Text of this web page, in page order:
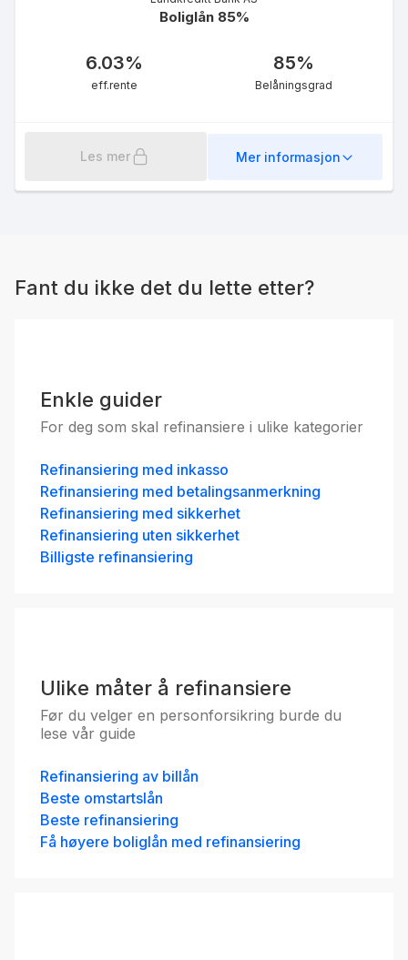
Boliglån m/ Fastrente 3 år
eff.rente
5.03%
eff.rente
5.03
Boliglån 85%
6.03%
eff.rente
85%
Belåningsgrad
Les mer Mer informasjon
Fant du ikke det du lette etter?
Enkle guider
For deg som skal refinansiere i ulike kategorier
Refinansiering med inkasso
Refinansiering med betalingsanmerkning
Refinansiering med sikkerhet
Refinansiering uten sikkerhet
Billigste refinansiering
Ulike måter å refinansiere
Før du velger en personforsikring burde du
lese vår guide
Refinansiering av billån
Beste omstartslån
Beste refinansiering
Få høyere boliglån med refinansiering